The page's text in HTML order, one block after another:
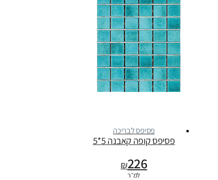
פסיפס לבריכה
פסיפס קופה קאבנה 5*5
₪226
למ״ר